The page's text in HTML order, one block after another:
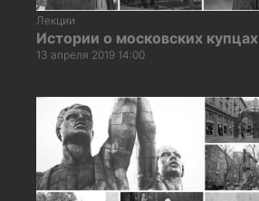
Лекции
Истории о московских купцах
13 апреля 2019 14:00